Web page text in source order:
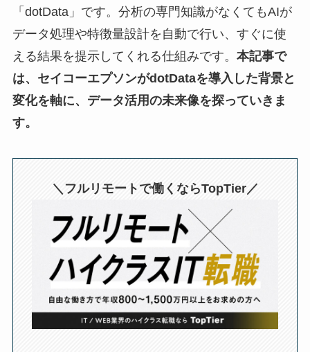
「dotData」です。分析の専門知識がなくてもAIが
データ処理や特徴量設計を自動で行い、すぐに使
える結果を提示してくれる仕組みです。 本記事で
は、セイコーエプソンがdotDataを導入した背景と
変化を軸に、データ活用の未来像を探っていきま
す。
＼フルリモートで働くならTopTier／